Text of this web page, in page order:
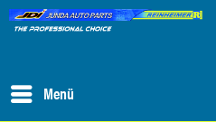
Menü